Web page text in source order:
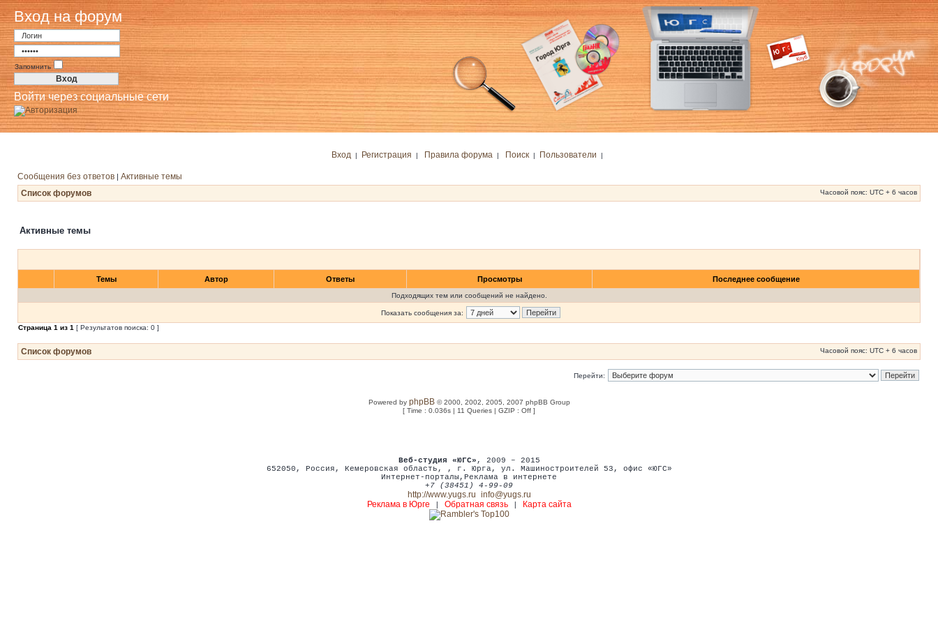
Вход на форум
Запомнить
Войти через социальные сети
Вход | Регистрация | Правила форума | Поиск| Пользователи |
Сообщения без ответов | Активные темы
Список форумов
Часовой пояс: UTC + 6 часов
Активные темы
Темы Автор Ответы Просмотры Последнее сообщение
Подходящих тем или сообщений не найдено.
Показать сообщения за:
Страница 1 из 1 [ Результатов поиска: 0 ]
Список форумов Часовой пояс: UTC + 6 часов
Перейти:
Powered by phpBB© 2000, 2002, 2005, 2007 phpBB Group
[ Time : 0.036s | 11 Queries | GZIP : Off ]
Веб-студия «ЮГС» , 2009 – 2015
652050 , Россия , Кемеровская область, , г. Юрга, ул. Машиностроителей 53 , офис «ЮГС»
Интернет-порталы , Реклама в интернете
+7 (38451) 4-99-09
http://www.yugs.ru info@yugs.ru
Реклама в Юрге
Обратная связь| Карта сайта